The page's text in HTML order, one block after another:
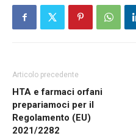
Articolo precedente
HTA e farmaci orfani
prepariamoci per il
Regolamento (EU)
2021/2282